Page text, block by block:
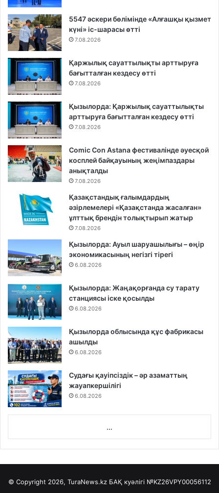
5547 әскери бөлімінде «Алғашқы қызмет
күні» іс-шарасы өтті
7.08.2026
Қаржылық сауаттылықты арттыруға
бағытталған кездесу өтті
7.08.2026
Қызылорда: Қаржылық сауаттылықты
арттыруға бағытталған кездесу өтті
7.08.2026
Comic Con Astana фестивалінде әуесқой
косплей байқауының жеңімпаздары
анықталды
7.08.2026
Қазақстандық ғалымдардың
әзірлемелері «Қазақстанда жасалған»
ұлттық брендін толықтырып жатыр
7.08.2026
Қызылорда: Ауыл шаруашылығы – өңір
экономикасының негізгі тірегі
6.08.2026
Қызылорда: Жаңақорғанда су тарату
станциясы іске қосылды
6.08.2026
Қызылорда облысында құс фабрикасы
ашылды
6.08.2026
Судағы қауіпсіздік – әр азаматтың
жауапкершілігі
6.08.2026
...
© Copyright 2026, TuraNews.kz БАҚ куәлігі №KZ26VPY00056112